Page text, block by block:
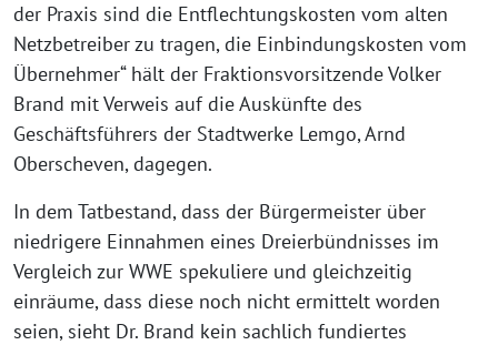
der Praxis sind die Entflechtungskosten vom alten
Netzbetreiber zu tragen, die Einbindungskosten vom
Übernehmer“ hält der Fraktionsvorsitzende Volker
Brand mit Verweis auf die Auskünfte des
Geschäftsführers der Stadtwerke Lemgo, Arnd
Oberscheven, dagegen.
In dem Tatbestand, dass der Bürgermeister über
niedrigere Einnahmen eines Dreierbündnisses im
Vergleich zur WWE spekuliere und gleichzeitig
einräume, dass diese noch nicht ermittelt worden
seien, sieht Dr. Brand kein sachlich fundiertes